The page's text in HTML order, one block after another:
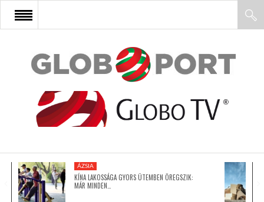
FŐOLDAL
AFRIKA
ÁZSIA
ÁZSIA
KÍNA LAKOSSÁGA GYORS ÜTEMBEN ÖREGSZIK:
MÁR MINDEN…